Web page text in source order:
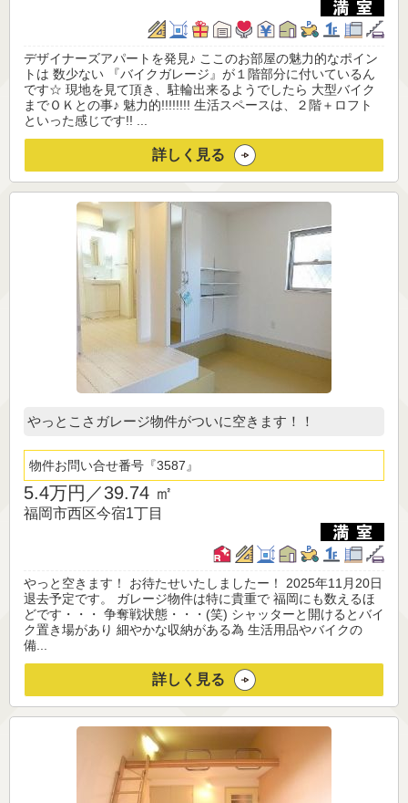
デザイナーズアパートを発見♪ ここのお部屋の魅力的なポイン
トは 数少ない 『バイクガレージ』が１階部分に付いているん
です☆ 現地を見て頂き、駐輪出来るようでしたら 大型バイク
までＯＫとの事♪ 魅力的!!!!!!!! 生活スペースは、２階＋ロフト
といった感じです!! ...
詳しく見る
やっとこさガレージ物件がついに空きます！！
物件お問い合せ番号 3587
5.4万円／39.74 ㎡
福岡市西区今宿1丁目
やっと空きます！ お待たせいたしましたー！ 2025年11月20日
退去予定です。 ガレージ物件は特に貴重で 福岡にも数えるほ
どです・・・ 争奪戦状態・・・(笑) シャッターと開けるとバイ
ク置き場があり 細やかな収納がある為 生活用品やバイクの
備...
詳しく見る